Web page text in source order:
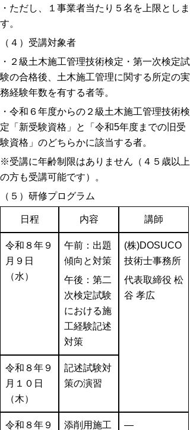
・ただし、１事業者当たり５名を上限としま
す。
（４）受講対象者
・２級土木施工管理技術検定・第一次検定試
験の合格後、土木施工管理に関する所定の実
務経験年数を有する者等。
・令和６年度からの２級土木施工管理技術検
定「新受験資格」と「令和5年度までの旧受
験資格」のどちらかに該当する者。
※受講に年齢制限はありません（４５歳以上
の方も受講可能です）。
（５）研修プログラム
日程 内容 講師
令和８年９
月９日
（水）
午前：出題
傾向と対策
午後：第二
次検定試験
における施
工経験記述
対策
(株)DOSUCO
技術士事務所
代表取締役 松
谷 孝広
令和８年９
月１０日
（木）
記述試験対
策の演習
令和８年９
添削用施工
―